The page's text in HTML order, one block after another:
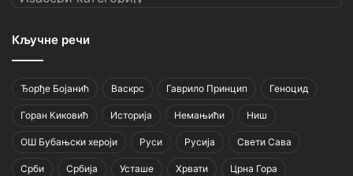
Кључне речи
Ђорђе Бојанић Васкрс Гаврило Принцип Геноцид
Горан Киковић Историја Немањићи Ниш
ОШ Бубањски хероји Руси Русија Свети Сава
Срби Србија Усташе Хрвати Црна Гора